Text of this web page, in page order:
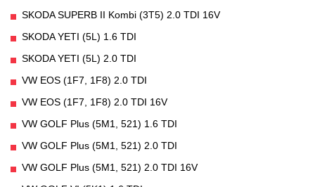
SKODA SUPERB II Kombi (3T5) 2.0 TDI 16V
SKODA YETI (5L) 1.6 TDI
SKODA YETI (5L) 2.0 TDI
VW EOS (1F7, 1F8) 2.0 TDI
VW EOS (1F7, 1F8) 2.0 TDI 16V
VW GOLF Plus (5M1, 521) 1.6 TDI
VW GOLF Plus (5M1, 521) 2.0 TDI
VW GOLF Plus (5M1, 521) 2.0 TDI 16V